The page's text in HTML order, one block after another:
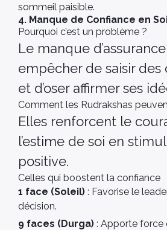
sommeil paisible.
4. Manque de Confiance en
Pourquoi c’est un problème ?
Le manque
empêcher de saisir
et d’oser affirmer ses
Comment les Rudrakshas
Elles renforcent le
l’estime de soi en
positive.
Celles qui boostent la confiance
1 face (Soleil) : Favorise le
décision.
9 faces (Durga) : Apporte force